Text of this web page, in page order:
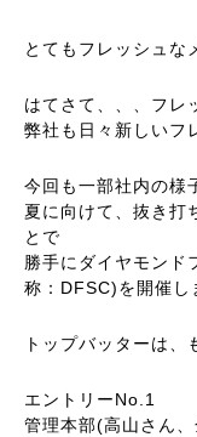
とてもフレッシュな
はてさて、、、フレ
弊社も日々新しいフ
今回も一部社内の様
夏に向けて、抜き打
とで
勝手にダイヤモンド
称：DFSC)を開催し
トップバッターは、
エントリーNo.1
管理本部(高山さん